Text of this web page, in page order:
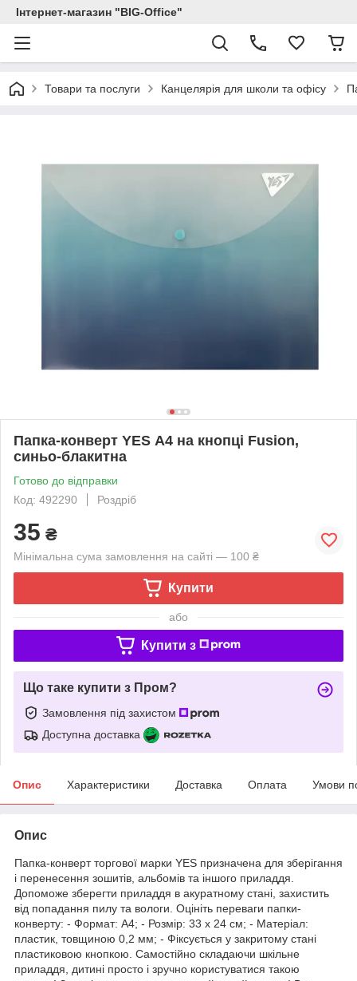
Інтернет-магазин "BIG-Office"
Товари та послуги Канцелярія для школи та офісу
Папка-конверт YES А4 на кнопці Fusion,
синьо-блакитна
Готово до відправки
Код: 492290
Роздріб
35 ₴
Мінімальна сума замовлення на сайті — 100 ₴
Купити
або
Купити з
Що таке купити з Пром?
Замовлення під захистом
Доступна доставка
Опис Характеристики Доставка Оплата Умови
Опис
Папка-конверт торгової марки YES призначена для зберігання
і перенесення зошитів, альбомів та іншого приладдя.
Допоможе зберегти приладдя в акуратному стані, захистить
від попадання пилу та вологи. Оцініть переваги папки-
конверту: - Формат: А4; - Розмір: 33 х 24 см; - Матеріал:
пластик, товщиною 0,2 мм; - Фіксується у закритому стані
пластиковою кнопкою. Самостійно складаючи шкільне
приладдя, дитині просто і зручно користуватися такою